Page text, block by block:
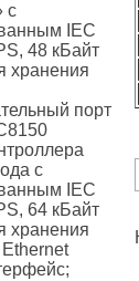
с
IEC
48 кБайт
хранения
порт
с
IEC
64 кБайт
хранения